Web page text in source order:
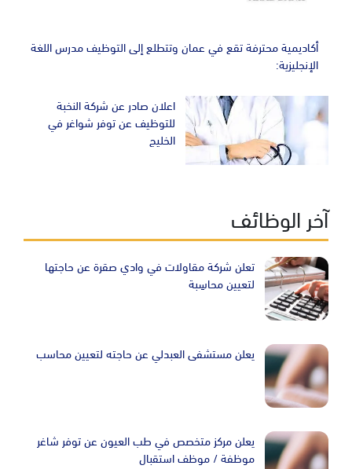
أكاديمية محترفة تقع في عمان وتتطلع إلى التوظيف مدرس اللغة
الإنجليزية:
اعلان صادر عن شركة النخبة
للتوظيف عن توفر شواغر في
الخليج
آخر الوظائف
تعلن شركة مقاولات في وادي صقرة عن حاجتها
لتعيين محاسِبة
يعلن مستشفى العبدلي عن حاجته لتعيين محاسب
يعلن مركز متخصص في طب العيون عن توفر شاغر
موظفة / موظف استقبال